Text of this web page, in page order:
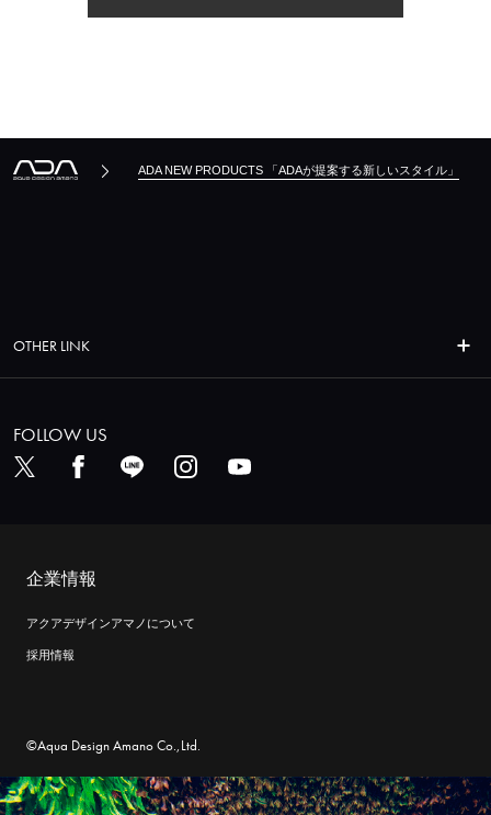
ADA NEW PRODUCTS 「ADAが提案する新しいスタイル」
OTHER LINK
FOLLOW US
企業情報
アクアデザインアマノについて
採用情報
©Aqua Design Amano Co.,Ltd.